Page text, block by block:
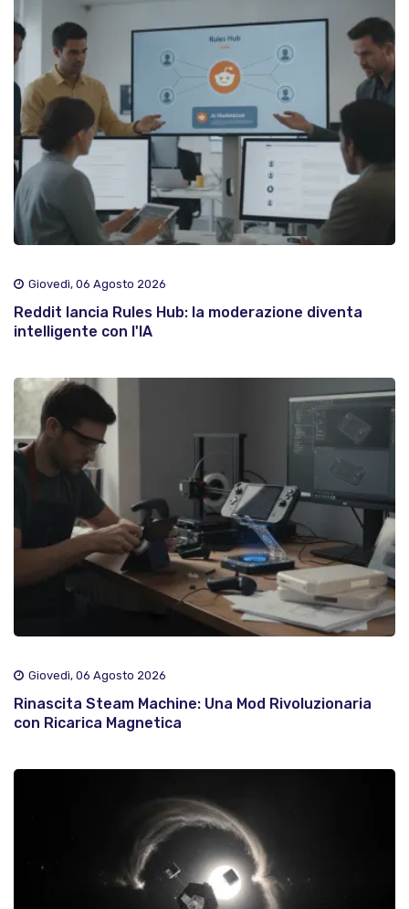
Giovedì, 06 Agosto 2026
Reddit lancia Rules Hub: la moderazione diventa
intelligente con l'IA
Giovedì, 06 Agosto 2026
Rinascita Steam Machine: Una Mod Rivoluzionaria
con Ricarica Magnetica